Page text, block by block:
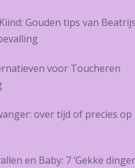
Gouden tips van
voor Toucheren
over tijd of precies op
en Baby: 7 ‘Gekke